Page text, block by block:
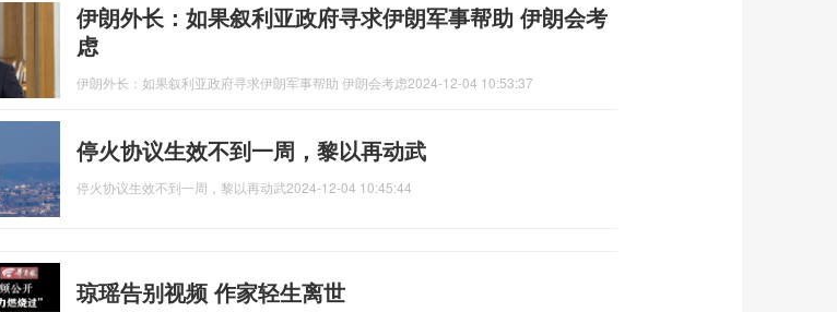
伊朗外长：如果叙利亚政府寻求伊朗军事帮助 伊朗会考
虑
伊朗外长：如果叙利亚政府寻求伊朗军事帮助 伊朗会考虑2024-12-04 10:53:37
停火协议生效不到一周，黎以再动武
停火协议生效不到一周，黎以再动武2024-12-04 10:45:44
琼瑶告别视频 作家轻生离世